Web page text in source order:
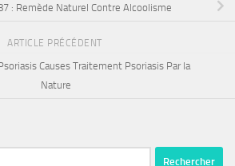
: Remède Naturel Contre Alcoolisme
ARTICLE PRÉCÉDENT
Causes Traitement Psoriasis Par la
Nature